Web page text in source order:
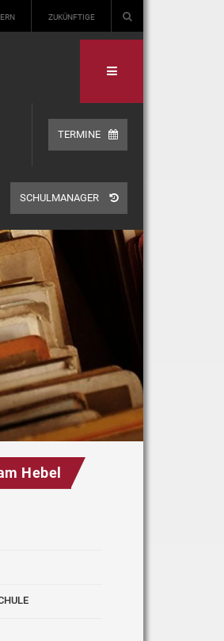
ZUKÜNFTIGE
TERMINE
SCHULMANAGER
Hebel